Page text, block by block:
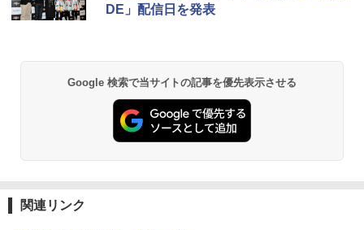
DE」配信日を発表
Google 検索で当サイトの記事を優先表示させる
関連リンク